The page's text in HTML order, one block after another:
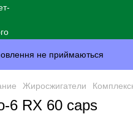
не приймаються
Жиросжигатели
6 RX 60 caps